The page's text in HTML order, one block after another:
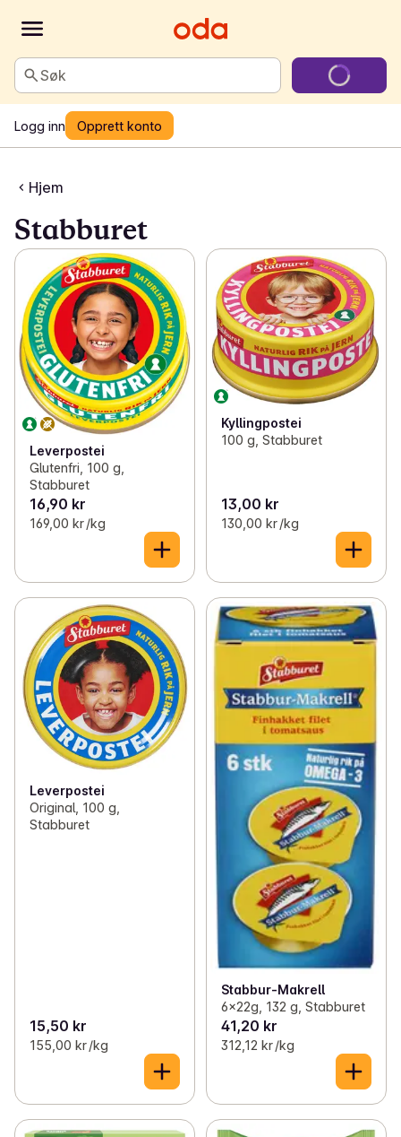
Søk
Logg inn Opprett konto
Hjem
Stabburet
Leverpostei
Glutenfri, 100 g,
Stabburet
16,90 kr
169,00 kr /kg
Kyllingpostei
100 g, Stabburet
13,00 kr
130,00 kr /kg
Leverpostei
Original, 100 g,
Stabburet
15,50 kr
155,00 kr /kg
Stabbur-Makrell
6x22g, 132 g, Stabburet
41,20 kr
312,12 kr /kg